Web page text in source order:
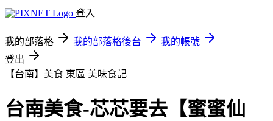
登入
我的部落格 我的部落格後台
我的帳號
登出
【台南】美食 東區 美味食記
台南美食-芯芯要去【蜜蜜仙